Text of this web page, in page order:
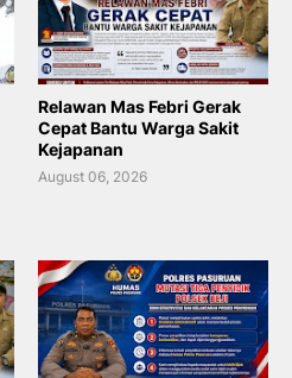
Relawan Mas Febri Gerak
Cepat Bantu Warga Sakit
Kejapanan
August 06, 2026